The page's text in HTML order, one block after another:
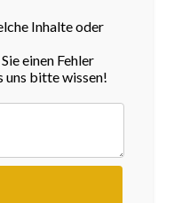
Inhalte oder
einen Fehler
uns bitte wissen!